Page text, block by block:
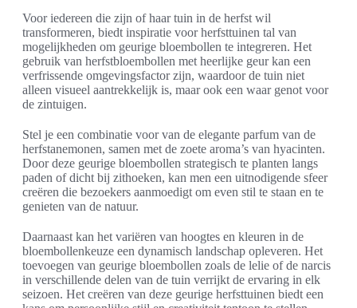
Voor iedereen die zijn of haar tuin in de herfst wil
transformeren, biedt inspiratie voor herfsttuinen tal van
mogelijkheden om geurige bloembollen te integreren. Het
gebruik van herfstbloembollen met heerlijke geur kan een
verfrissende omgevingsfactor zijn, waardoor de tuin niet
alleen visueel aantrekkelijk is, maar ook een waar genot voor
de zintuigen.
Stel je een combinatie voor van de elegante parfum van de
herfstanemonen, samen met de zoete aroma’s van hyacinten.
Door deze geurige bloembollen strategisch te planten langs
paden of dicht bij zithoeken, kan men een uitnodigende sfeer
creëren die bezoekers aanmoedigt om even stil te staan en te
genieten van de natuur.
Daarnaast kan het variëren van hoogtes en kleuren in de
bloembollenkeuze een dynamisch landschap opleveren. Het
toevoegen van geurige bloembollen zoals de lelie of de narcis
in verschillende delen van de tuin verrijkt de ervaring in elk
seizoen. Het creëren van deze geurige herfsttuinen biedt een